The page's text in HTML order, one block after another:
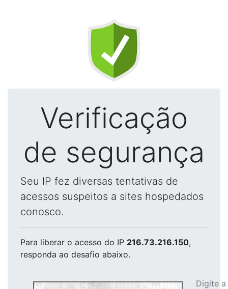
Verificação
de segurança
Seu IP fez diversas tentativas de
acessos suspeitos a sites hospedados
conosco.
Para liberar o acesso do IP 216.73.216.150,
responda ao desafio abaixo.
Digite